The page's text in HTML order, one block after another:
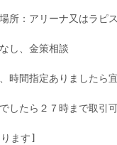
：アリーナ又はラピ
、金策相談
間指定ありましたら宜
たら２７時まで取引
ます]